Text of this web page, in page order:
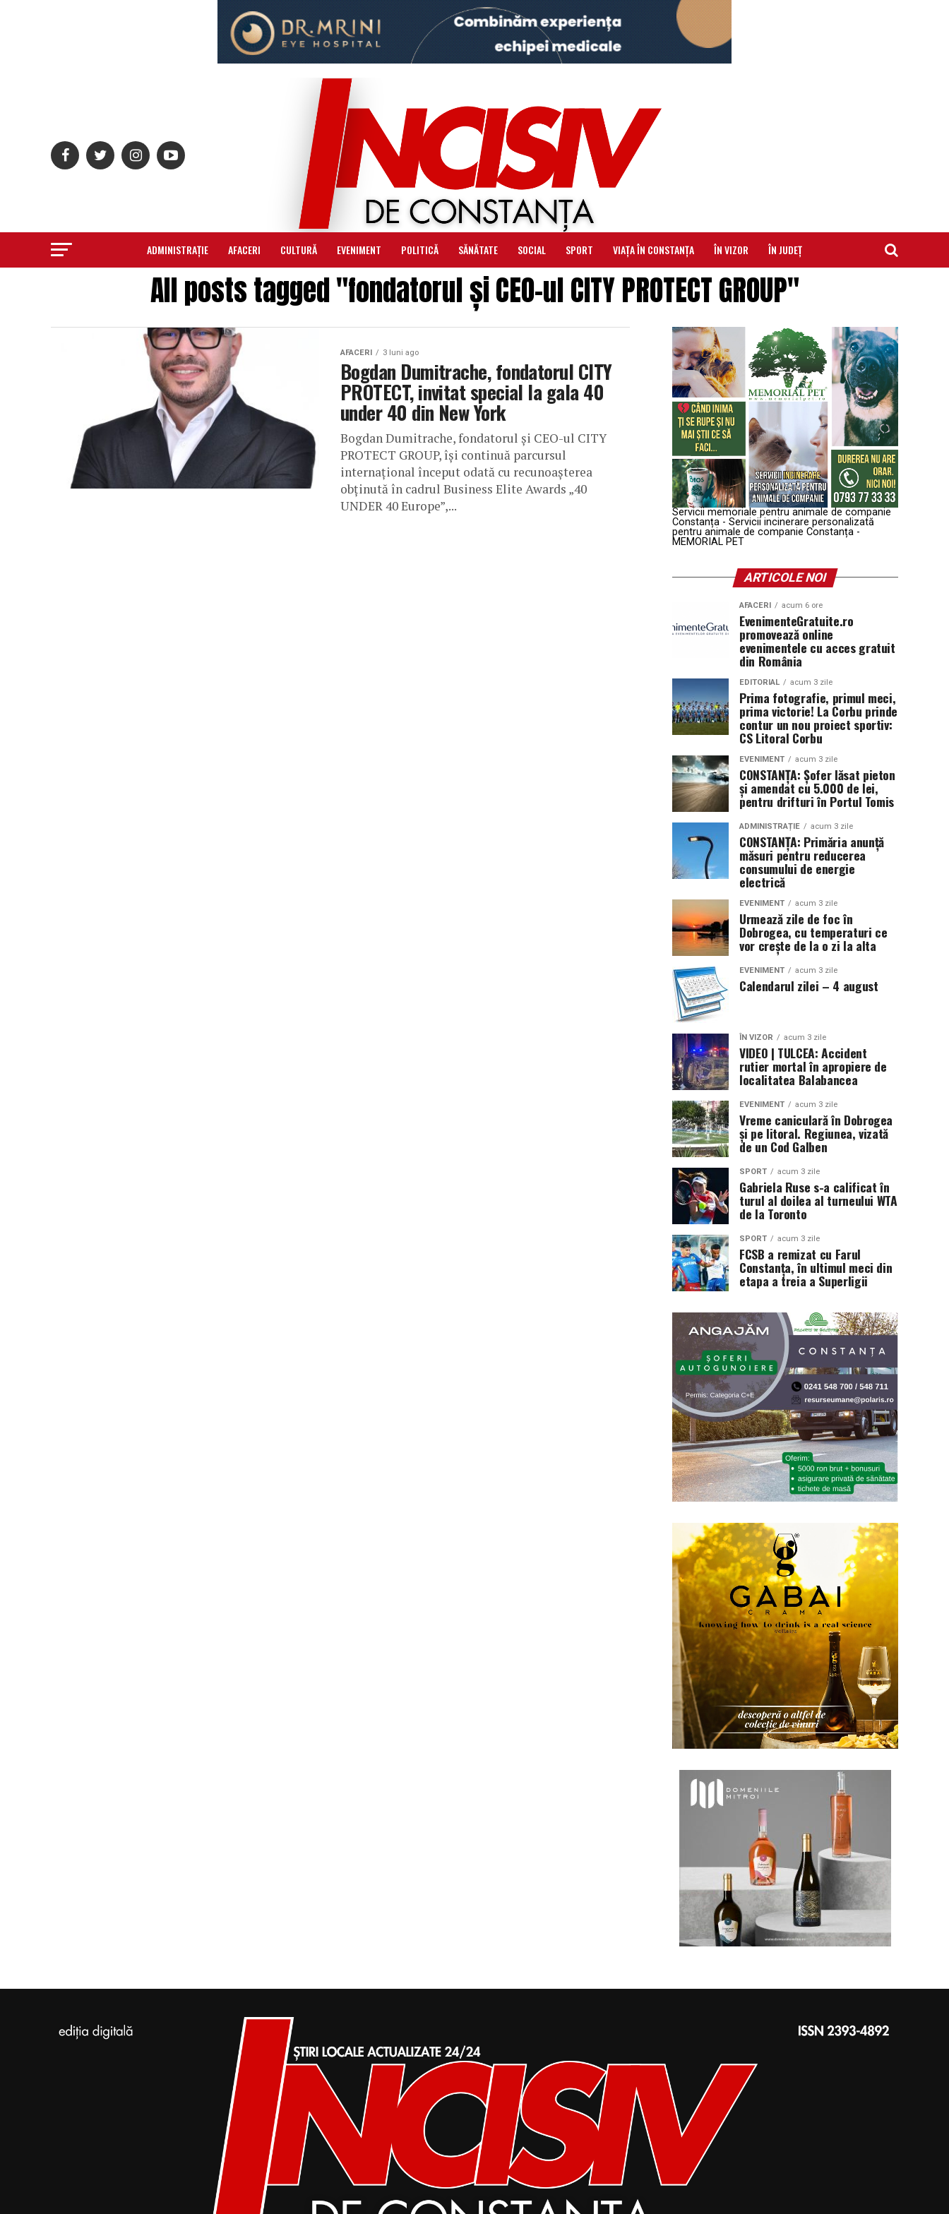
ADMINISTRAȚIE AFACERI CULTURĂ EVENIMENT POLITICĂ SĂNĂTATE SOCIAL SPORT VIAȚA ÎN CONSTANȚA ÎN VIZOR ÎN JUDEȚ
All posts tagged "fondatorul și CEO-ul CITY PROTECT GROUP"
AFACERI 3 luni ago
Bogdan Dumitrache, fondatorul CITY
PROTECT, invitat special la gala 40
under 40 din New York
Bogdan Dumitrache, fondatorul și CEO-ul CITY
PROTECT GROUP, își continuă parcursul
internațional început odată cu recunoașterea
obținută în cadrul Business Elite Awards „40
UNDER 40 Europe”,...
Servicii memoriale pentru animale de companie
Constanța - Servicii incinerare personalizată
pentru animale de companie Constanța -
MEMORIAL PET
ARTICOLE NOI
AFACERI acum 6 ore
EvenimenteGratuite.ro
promovează online
evenimentele cu acces gratuit
din România
EDITORIAL acum 3 zile
Prima fotografie, primul meci,
prima victorie! La Corbu prinde
contur un nou proiect sportiv:
CS Litoral Corbu
EVENIMENT acum 3 zile
CONSTANȚA: Șofer lăsat pieton
și amendat cu 5.000 de lei,
pentru drifturi în Portul Tomis
ADMINISTRAȚIE acum 3 zile
CONSTANȚA: Primăria anunță
măsuri pentru reducerea
consumului de energie
electrică
EVENIMENT acum 3 zile
Urmează zile de foc în
Dobrogea, cu temperaturi ce
vor crește de la o zi la alta
EVENIMENT acum 3 zile
Calendarul zilei – 4 august
ÎN VIZOR acum 3 zile
VIDEO | TULCEA: Accident
rutier mortal în apropiere de
localitatea Balabancea
EVENIMENT acum 3 zile
Vreme caniculară în Dobrogea
și pe litoral. Regiunea, vizată
de un Cod Galben
SPORT acum 3 zile
Gabriela Ruse s-a calificat în
turul al doilea al turneului WTA
de la Toronto
SPORT acum 3 zile
FCSB a remizat cu Farul
Constanța, în ultimul meci din
etapa a treia a Superligii